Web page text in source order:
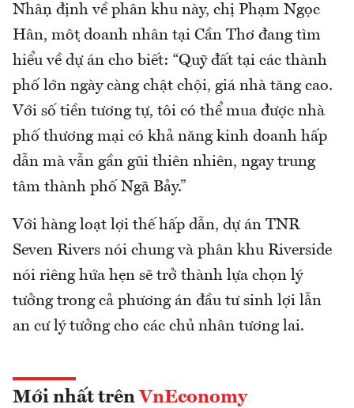
Nhận định về phân khu này, chị Phạm Ngọc
Hân, một doanh nhân tại Cần Thơ đang tìm
hiểu về dự án cho biết: “Quỹ đất tại các thành
phố lớn ngày càng chật chội, giá nhà tăng cao.
Với số tiền tương tự, tôi có thể mua được nhà
phố thương mại có khả năng kinh doanh hấp
dẫn mà vẫn gần gũi thiên nhiên, ngay trung
tâm thành phố Ngã Bảy.”
Với hàng loạt lợi thế hấp dẫn, dự án TNR
Seven Rivers nói chung và phân khu Riverside
nói riêng hứa hẹn sẽ trở thành lựa chọn lý
tưởng trong cả phương án đầu tư sinh lợi lẫn
an cư lý tưởng cho các chủ nhân tương lai.
Mới nhất trên VnEconomy